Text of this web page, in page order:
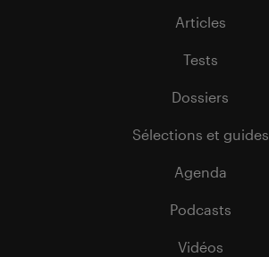
Articles
Tests
Dossiers
Sélections et guides
Agenda
Podcasts
Vidéos